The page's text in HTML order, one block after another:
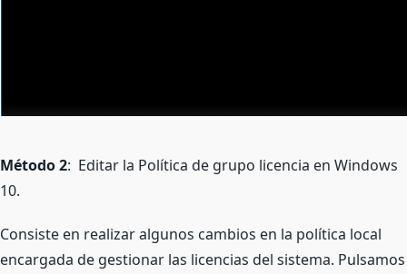
Método 2: Editar la Política de grupo licencia en Windows
10.
Consiste en realizar algunos cambios en la política local
encargada de gestionar las licencias del sistema. Pulsamos